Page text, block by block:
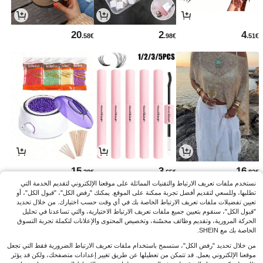
4.51€
2.98€
20.58€
16.82€
3.65€
15.38€
نستخدم ملفات تعريف الارتباط والتقنيات المماثلة على موقعنا الإلكتروني لتقديم الخدمة التي
تطلبها، وللسعي لتقديم أفضل تجربة ممكنة على الموقع. يمكنك "رفض الكل"، "قبول الكل"، أو
تعيين تفضيلات ملفات تعريف الارتباط الخاصة بك في أي وقت حسب اختيارك. من خلال تحديد
"قبول الكل"، سنقوم بتعيين جميع ملفات تعريف الارتباط الاختيارية، والتي تساعدنا في تحليل
الحركة المرورية، وتقديم وظائف محسّنة، وتخصيص المحتوى والإعلانات لتكملة تجربة التسوق
الخاصة بك مع SHEIN.
من خلال تحديد "رفض الكل"، ستسمح باستخدام ملفات تعريف الارتباط الضرورية فقط التي تجعل
موقعنا الإلكتروني يعمل. قد تتمكن من تعطيلها عن طريق تغيير إعدادات متصفحك، ولكن قد يؤثر